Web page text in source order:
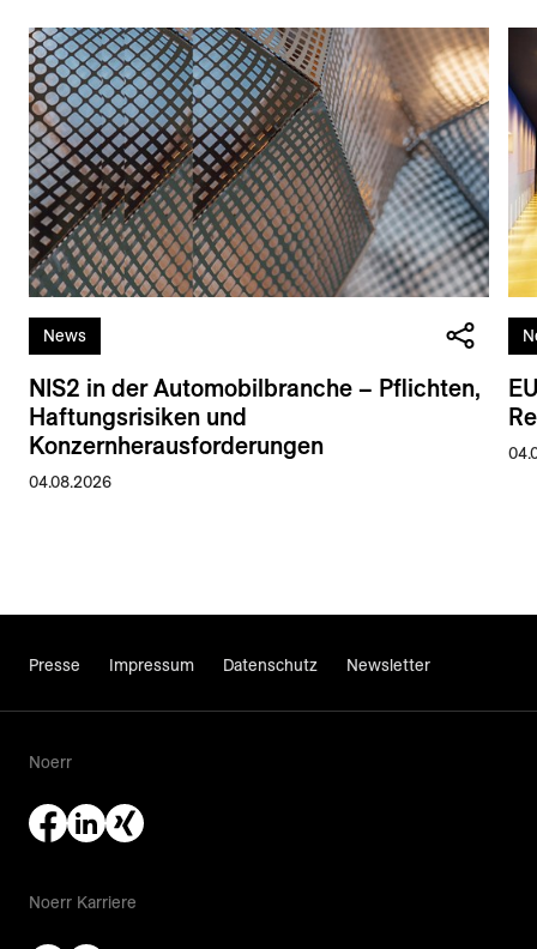
News
NIS2 in der Automobilbranche – Pflichten,
Haftungsrisiken und
Konzernherausforderungen
04.08.2026
Presse Impressum Datenschutz Newsletter
Noerr
Noerr Karriere